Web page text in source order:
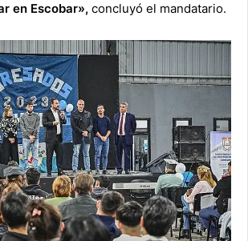
en Escobar», concluyó el mandatario.